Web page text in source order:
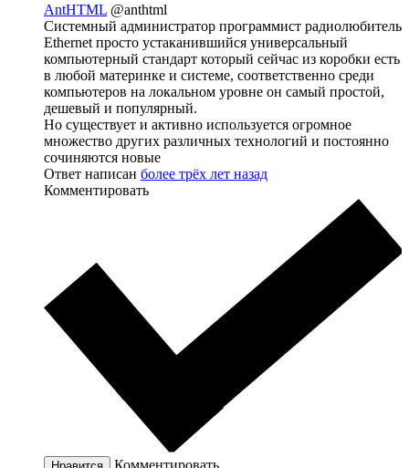
AntHTML @anthtml
Системный администратор программист радиолюбитель
Ethernet просто устаканившийся универсальный
компьютерный стандарт который сейчас из коробки есть
в любой материнке и системе, соответственно среди
компьютеров на локальном уровне он самый простой,
дешевый и популярный.
Но существует и активно используется огромное
множество других различных технологий и постоянно
сочиняются новые
Ответ написан более трёх лет назад
Комментировать